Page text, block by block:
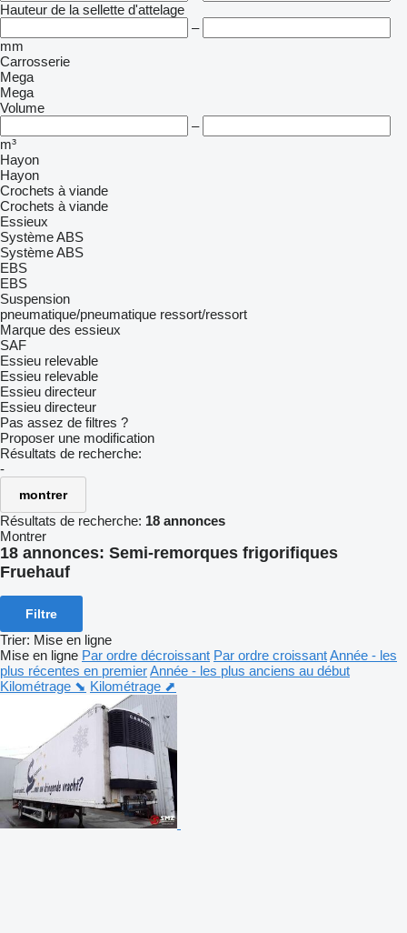
Hauteur de la sellette d'attelage
–
mm
Carrosserie
Mega
Mega
Volume
–
m³
Hayon
Hayon
Crochets à viande
Crochets à viande
Essieux
Système ABS
Système ABS
EBS
EBS
Suspension
pneumatique/pneumatique ressort/ressort
Marque des essieux
SAF
Essieu relevable
Essieu relevable
Essieu directeur
Essieu directeur
Pas assez de filtres ?
Proposer une modification
Résultats de recherche:
-
montrer
Résultats de recherche: 18 annonces
Montrer
18 annonces: Semi-remorques frigorifiques
Fruehauf
Filtre
Trier: Mise en ligne
Mise en ligne Par ordre décroissant Par ordre croissantAnnée - les
plus récentes en premierAnnée - les plus anciens au début
Kilométrage ⬊ Kilométrage ⬈